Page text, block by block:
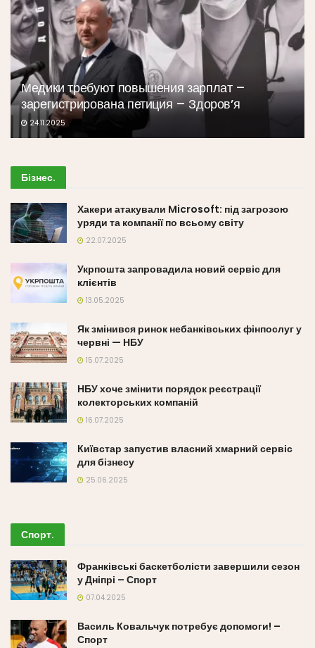
Медики требуют повышения зарплат –
зарегистрирована петиция – Здоров’я
24.11.2025
Бізнес.
Хакери атакували Microsoft: під загрозою
уряди та компанії по всьому світу
22.07.2025
Укрпошта запровадила новий сервіс для
клієнтів
13.05.2025
Як змінився ринок небанківських фінпослуг у
червні — НБУ
15.07.2025
НБУ хоче змінити порядок реєстрації
колекторських компаній
16.07.2025
Київстар запустив власний хмарний сервіс
для бізнесу
25.06.2025
Спорт.
Франківські баскетболісти завершили сезон
у Дніпрі – Спорт
07.04.2025
Василь Ковальчук потребує допомоги! –
Спорт